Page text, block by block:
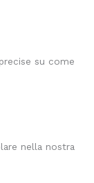
su come
nella nostra